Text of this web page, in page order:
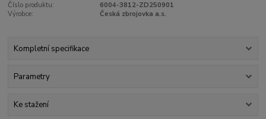
Číslo produktu:
6004-3812-ZD250901
Výrobce:
Česká zbrojovka a.s.
Kompletní specifikace
Parametry
Ke stažení